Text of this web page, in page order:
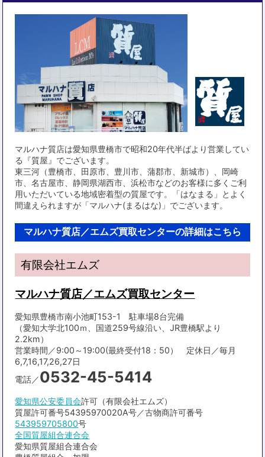
マルハナ質店は愛知県豊橋市で昭和20年代半ばより営業してい
る『質屋』でございます。
東三河（豊橋市、田原市、豊川市、蒲郡市、新城市）、岡崎
市、名古屋市、静岡県湖西市、浜松市などのお客様に多くご利
用いただいている地域密着型の質屋です。「はなまる」とよく
間違えられますが「マルハナ(まるはな)」でございます。
マルハナ質店／エムズ買取センターの詳細はこちら
有限会社エムズ
マルハナ質店／エムズ買取センター
愛知県豊橋市南小池町153-1 駐車場8台完備
（愛知大学北100ｍ、国道259号線沿い、JR豊橋駅より
2.2km）
営業時間／9:00～19:00(最終受付18：50） 定休日／毎月
6,7,16,17,26,27日
電話／0532-45-5414
愛知県公安委員会許可（有限会社エムズ）
質屋許可番号54395970020A号／古物商許可番号
543959705800号
全国質屋組合連合会
愛知県質屋組合連合会